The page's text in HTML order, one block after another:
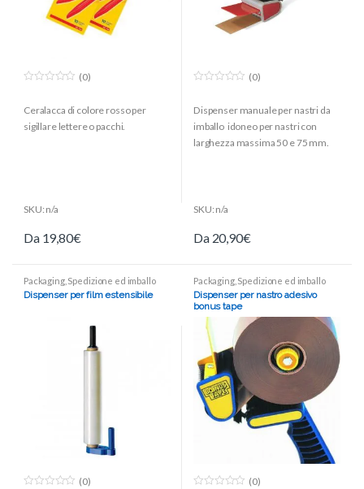
u
o
(0)
Ceralacca di colore rosso per
sigillare lettere o pacchi.
SKU: n/a
Da 19,80€
u
o
f
5
(0)
Dispenser manuale per nastri da
imballo idoneo per nastri con
larghezza massima 50 e 75 mm.
SKU: n/a
Da 20,90€
Packaging, Spedizione ed imballo
Dispenser per film estensibile
(0)
Packaging, Spedizione ed imballo
Dispenser per nastro adesivo
bonus tape
(0)